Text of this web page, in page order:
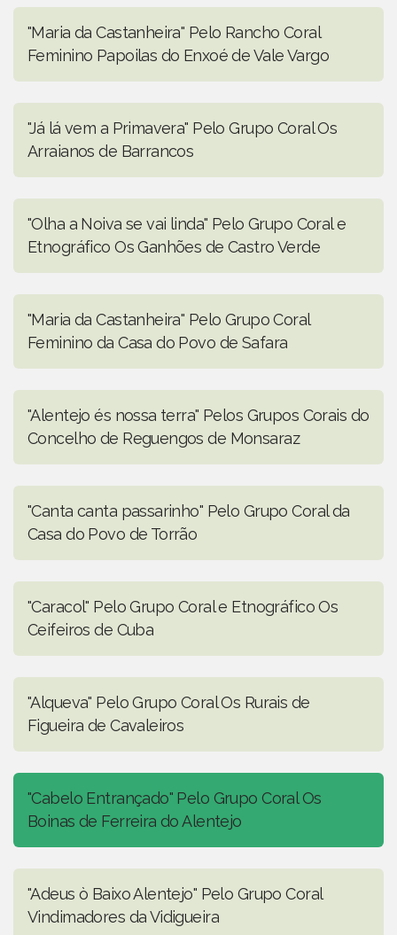
"Maria da Castanheira" Pelo Rancho Coral
Feminino Papoilas do Enxoé de Vale Vargo
"Já lá vem a Primavera" Pelo Grupo Coral Os
Arraianos de Barrancos
"Olha a Noiva se vai linda" Pelo Grupo Coral e
Etnográfico Os Ganhões de Castro Verde
"Maria da Castanheira" Pelo Grupo Coral
Feminino da Casa do Povo de Safara
"Alentejo és nossa terra" Pelos Grupos Corais do
Concelho de Reguengos de Monsaraz
"Canta canta passarinho" Pelo Grupo Coral da
Casa do Povo de Torrão
"Caracol" Pelo Grupo Coral e Etnográfico Os
Ceifeiros de Cuba
"Alqueva" Pelo Grupo Coral Os Rurais de
Figueira de Cavaleiros
"Cabelo Entrançado" Pelo Grupo Coral Os
Boinas de Ferreira do Alentejo
"Adeus ò Baixo Alentejo" Pelo Grupo Coral
Vindimadores da Vidigueira